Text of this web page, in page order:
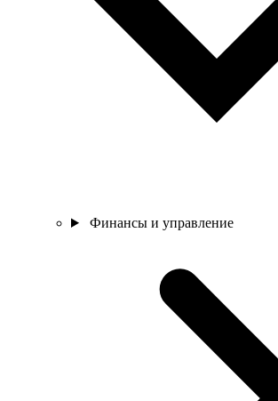
Финансы и управление